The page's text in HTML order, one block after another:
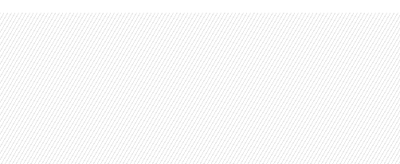
Skip to main content